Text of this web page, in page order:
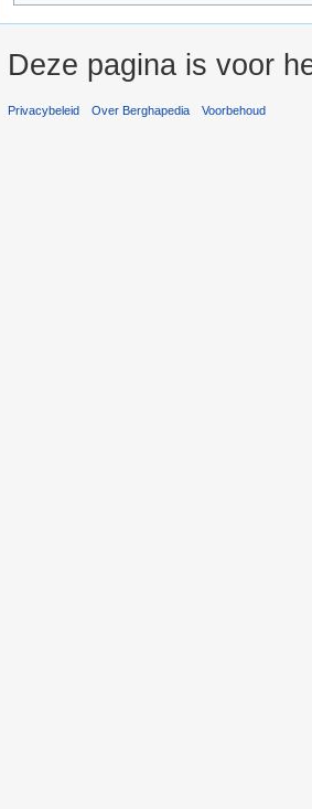
Deze pagina is voor
Privacybeleid Over Berghapedia Voorbehoud